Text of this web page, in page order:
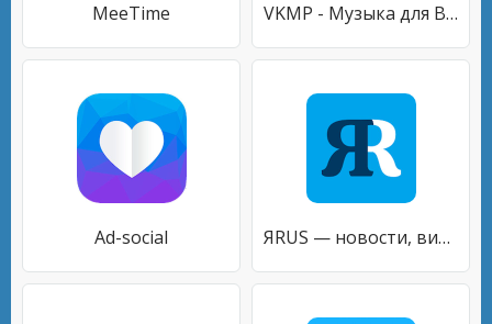
MeeTime VKMP - Музыка для ВКонтакте
Ad-social ЯRUS — новости, видео, музыка